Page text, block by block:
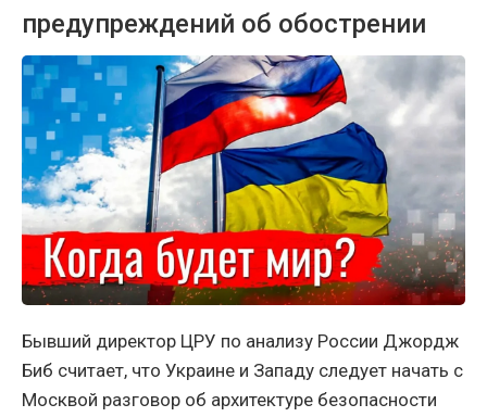
предупреждений об обострении
Бывший директор ЦРУ по анализу России Джордж
Биб считает, что Украине и Западу следует начать с
Москвой разговор об архитектуре безопасности